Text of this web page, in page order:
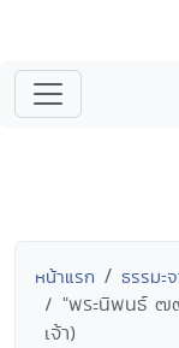
หน้าแรก ธรรมะ
"พระนิพนธ์ ๗๙
เจ้า)